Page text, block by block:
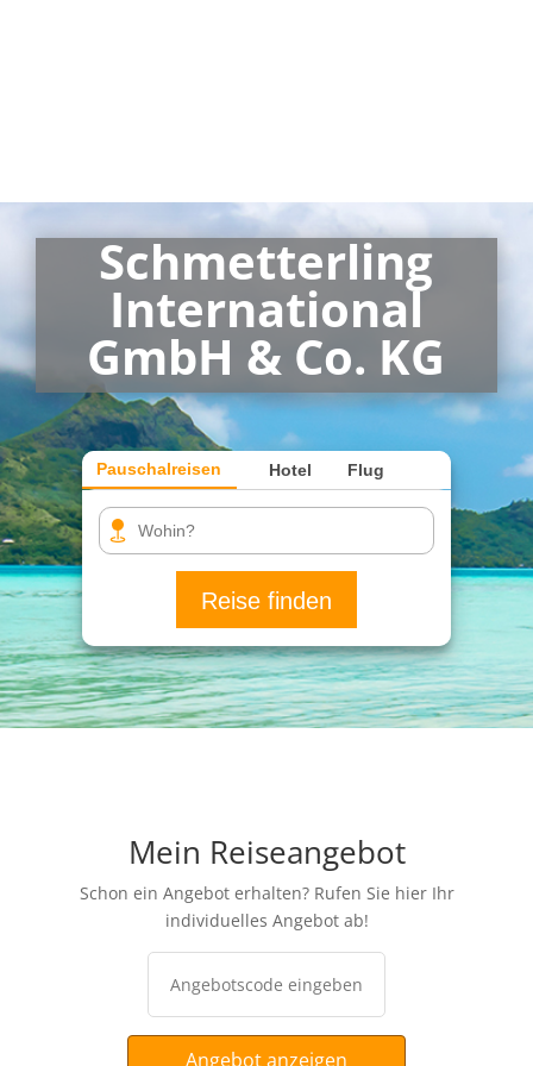
Schmetterling
International
GmbH & Co. KG
Pauschalreisen Hotel Flug
Reise finden
Mein Reiseangebot
Schon ein Angebot erhalten? Rufen Sie hier Ihr
individuelles Angebot ab!
Angebot anzeigen